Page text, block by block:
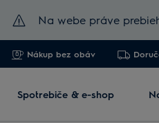
Na webe práve
Nákup bez obáv
Spotrebiče & e-shop